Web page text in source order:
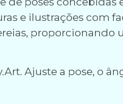
e ilustrações com
proporcionando
Ajuste a pose, o